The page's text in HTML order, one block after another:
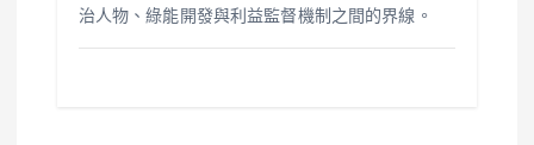
治人物、綠能開發與利益監督機制之間的界線。